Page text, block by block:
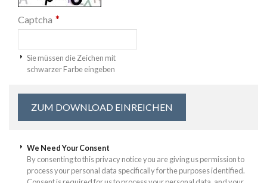
Captcha *
Sie müssen die Zeichen mit
schwarzer Farbe eingeben
We Need Your Consent
By consenting to this privacy notice you are giving us permission to
process your personal data specifically for the purposes identified.